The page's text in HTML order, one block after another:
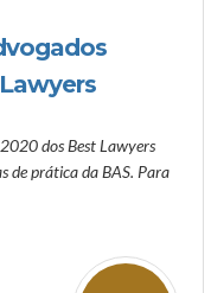
dos Best Lawyers
de prática da BAS. Para